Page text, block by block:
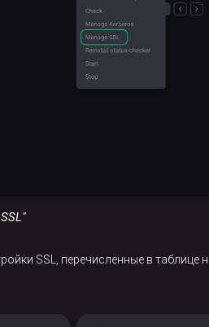
SSL, перечисленные в таблице